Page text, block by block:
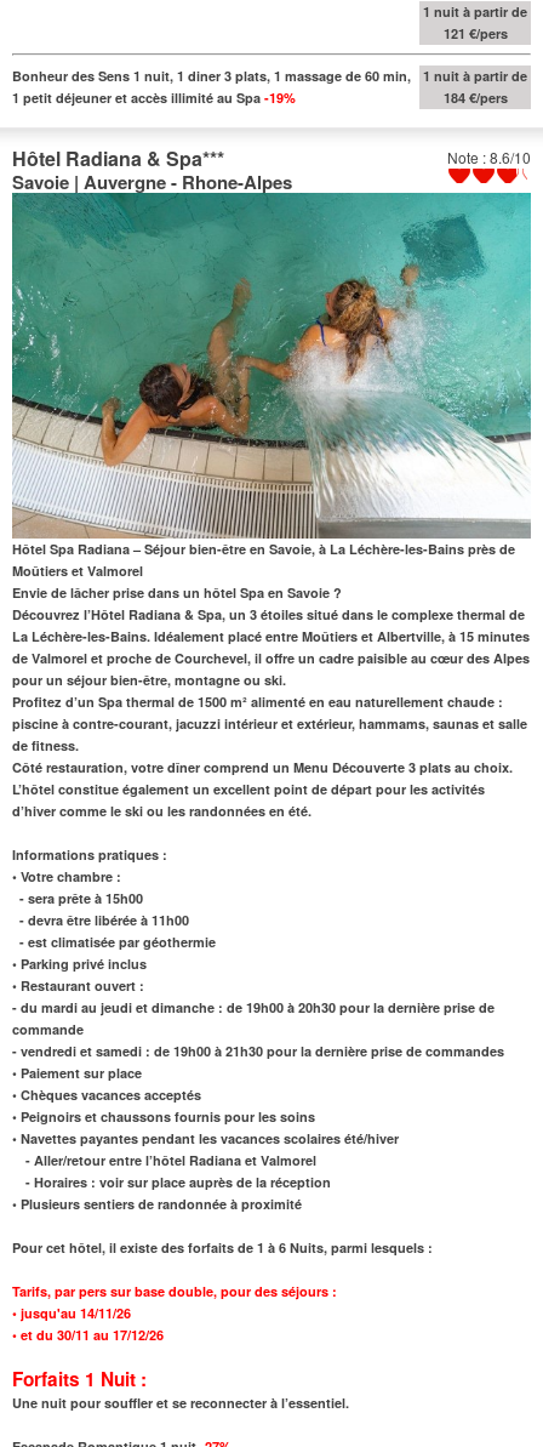
1 nuit à partir de
121 €/pers
Bonheur des Sens 1 nuit, 1 diner 3 plats, 1 massage de 60 min,
1 petit déjeuner et accès illimité au Spa -19%
1 nuit à partir de
184 €/pers
Note : 8.6/10
Hôtel Radiana & Spa***
Savoie | Auvergne - Rhone-Alpes
Hôtel Spa Radiana – Séjour bien-être en Savoie, à La Léchère-les-Bains près de
Moûtiers et Valmorel
Envie de lâcher prise dans un hôtel Spa en Savoie ?
Découvrez l’Hôtel Radiana & Spa, un 3 étoiles situé dans le complexe thermal de
La Léchère-les-Bains. Idéalement placé entre Moûtiers et Albertville, à 15 minutes
de Valmorel et proche de Courchevel, il offre un cadre paisible au cœur des Alpes
pour un séjour bien-être, montagne ou ski.
Profitez d’un Spa thermal de 1500 m² alimenté en eau naturellement chaude :
piscine à contre-courant, jacuzzi intérieur et extérieur, hammams, saunas et salle
de fitness.
Côté restauration, votre dîner comprend un Menu Découverte 3 plats au choix.
L’hôtel constitue également un excellent point de départ pour les activités
d’hiver comme le ski ou les randonnées en été.
Informations pratiques :
• Votre chambre :
- sera prête à 15h00
- devra être libérée à 11h00
- est climatisée par géothermie
• Parking privé inclus
• Restaurant ouvert :
- du mardi au jeudi et dimanche : de 19h00 à 20h30 pour la dernière prise de
commande
- vendredi et samedi : de 19h00 à 21h30 pour la dernière prise de commandes
• Paiement sur place
• Chèques vacances acceptés
• Peignoirs et chaussons fournis pour les soins
• Navettes payantes pendant les vacances scolaires été/hiver
- Aller/retour entre l’hôtel Radiana et Valmorel
- Horaires : voir sur place auprès de la réception
• Plusieurs sentiers de randonnée à proximité
Pour cet hôtel, il existe des forfaits de 1 à 6 Nuits, parmi lesquels :
Tarifs, par pers sur base double, pour des séjours :
• jusqu'au 14/11/26
• et du 30/11 au 17/12/26
Forfaits 1 Nuit :
Une nuit pour souffler et se reconnecter à l’essentiel.